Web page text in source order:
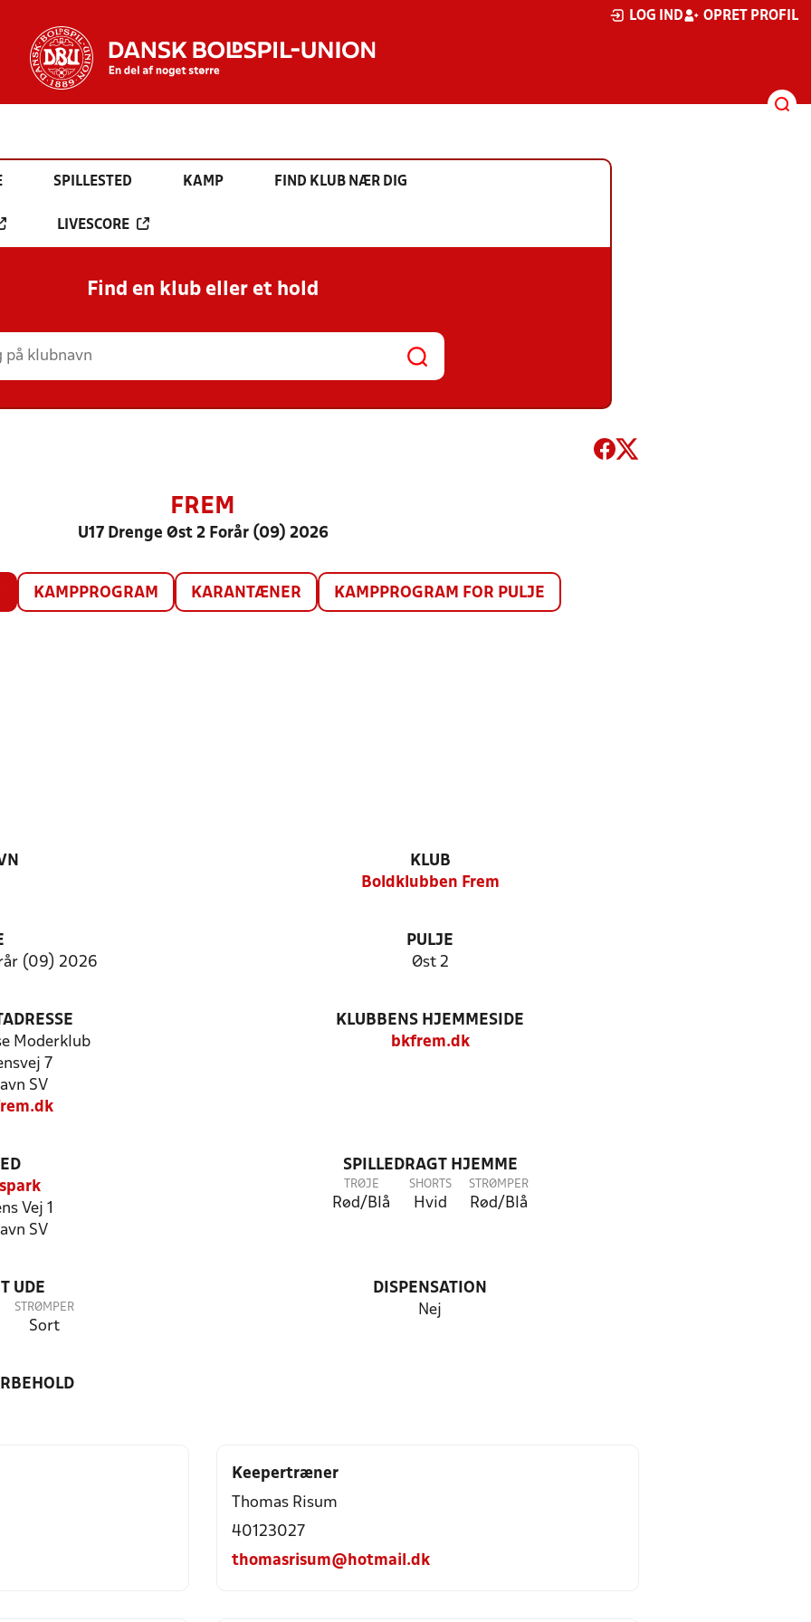
LOG IND OPRET PROFIL
SPILLESTED KAMP FIND KLUB NÆR DIG
LIVESCORE
Find en klub eller et hold
FREM
U17 Drenge Øst 2 Forår (09) 2026
KAMPPROGRAM KARANTÆNER KAMPPROGRAM FOR PULJE
KLUB
Boldklubben Frem
(09) 2026
PULJE
Øst 2
Moderklub
7
SV
KLUBBENS HJEMMESIDE
bkfrem.dk
Vej 1
SV
SPILLEDRAGT HJEMME
TRØJE
Rød/Blå
SHORTS
Hvid
STRØMPER
Rød/Blå
UDE
STRØMPER
Sort
DISPENSATION
Nej
Keepertræner
Thomas Risum
40123027
thomasrisum@hotmail.dk